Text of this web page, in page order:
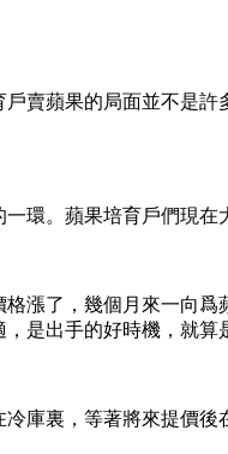
賣蘋果的局面並不是
環。蘋果培育戶們現在
漲了，幾個月來一向
是出手的好時機，就算
庫裏，等著將來提價